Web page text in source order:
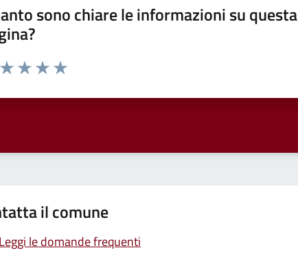
sono chiare le informazioni su questa
da 1 a 5 stelle la pagina
il comune
Leggi le domande frequenti